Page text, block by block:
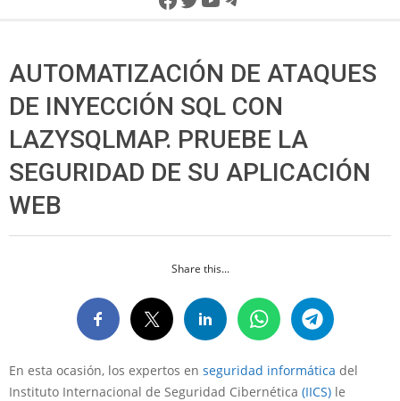
AUTOMATIZACIÓN DE ATAQUES
DE INYECCIÓN SQL CON
LAZYSQLMAP. PRUEBE LA
SEGURIDAD DE SU APLICACIÓN
WEB
Share this...
En esta ocasión, los expertos en seguridad informática del
Instituto Internacional de Seguridad Cibernética (IICS) le